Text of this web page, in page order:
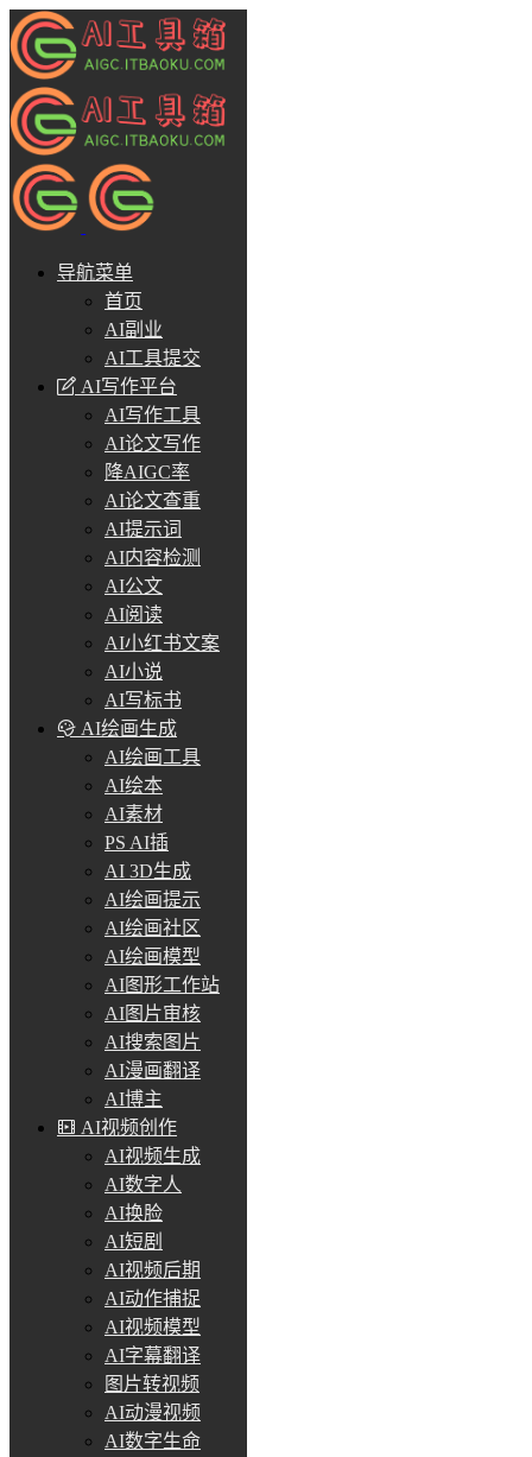
导航菜单
首页
AI副业
AI工具提交
AI写作平台
AI写作工具
AI论文写作
降AIGC率
AI论文查重
AI提示词
AI内容检测
AI公文
AI阅读
AI小红书文案
AI小说
AI写标书
AI绘画生成
AI绘画工具
AI绘本
AI素材
PS AI插
AI 3D生成
AI绘画提示
AI绘画社区
AI绘画模型
AI图形工作站
AI图片审核
AI搜索图片
AI漫画翻译
AI博主
AI视频创作
AI视频生成
AI数字人
AI换脸
AI短剧
AI视频后期
AI动作捕捉
AI视频模型
AI字幕翻译
图片转视频
AI动漫视频
AI数字生命